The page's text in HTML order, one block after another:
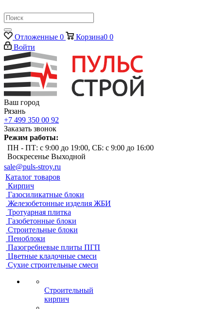
Отложенные 0 Корзина0 0
Войти
Ваш город
Рязань
+7 499 350 00 92
Заказать звонок
Режим работы:
ПН - ПТ: с 9:00 до 19:00, СБ: с 9:00 до 16:00
Воскресенье Выходной
sale@puls-stroy.ru
Каталог товаров
Кирпич
Газосиликатные блоки
Железобетонные изделия ЖБИ
Тротуарная плитка
Газобетонные блоки
Строительные блоки
Пеноблоки
Пазогребневые плиты ПГП
Цветные кладочные смеси
Сухие строительные смеси
Строительный
кирпич